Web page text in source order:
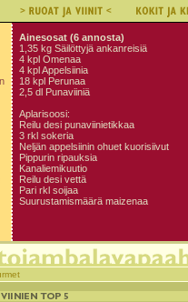
Ainesosat (6 annosta)
1,35 kg Säilöttyjä ankanreisiä
4 kpl Omenaa
4 kpl Appelsiinia
18 kpl Perunaa
2,5 dl Punaviiniä
Aplarisoosi:
Reilu desi punaviinietikkaa
3 rkl sokeria
Neljän appelsiinin ohuet kuorisiivut
Pippurin ripauksia
Kanaliemikuutio
Reilu desi vettä
Pari rkl soijaa
Suurustamismäärä maizenaa